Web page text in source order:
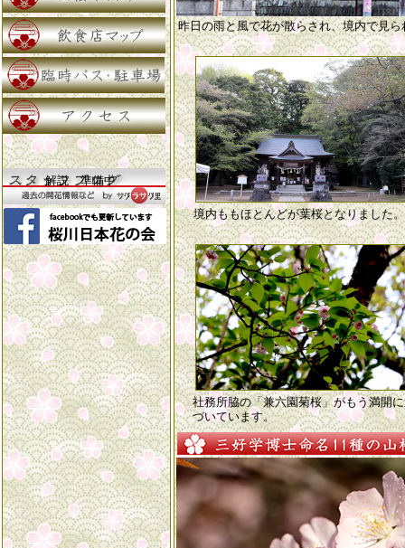
昨日の雨と風で花が散らされ、境内で見
社務所脇の「兼六園菊桜」がもう満開
づいています。
境内ももほとんどが葉桜となりました。
解説 準備中